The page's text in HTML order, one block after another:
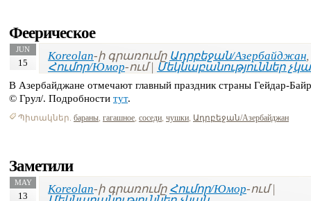
Феерическое
JUN
15
Koreolan-ի գրառումը Ադրբեջան/Азербайджан,
Հումոր/Юмор-ում | Մեկնաբանություններ
В Азербайджане отмечают главный праздник страны Гейдар-
© Грул/. Подробности тут.
Պիտակներ. бараны, гагашное, соседи, чушки, Ադրբեջան/Азербайджан
Заметили
MAY
13
Koreolan-ի գրառումը Հումոր/Юмор-ում |